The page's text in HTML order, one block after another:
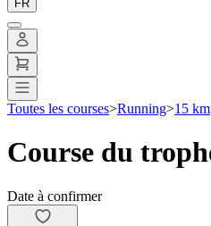
FR
Toutes les courses>Running>15 km
Course du
Date à confirmer